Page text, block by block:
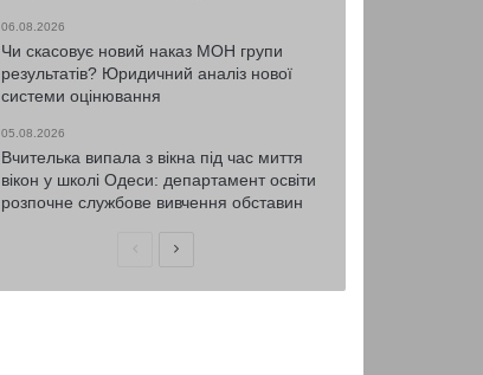
06.08.2026
Чи скасовує новий наказ МОН групи
результатів? Юридичний аналіз нової
системи оцінювання
05.08.2026
Вчителька випала з вікна під час миття
вікон у школі Одеси: департамент освіти
розпочне службове вивчення обставин
ПопередняНаступна